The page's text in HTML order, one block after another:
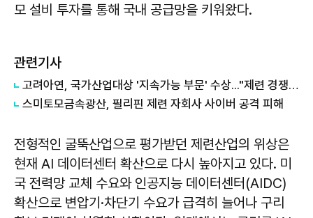
모 설비 투자를 통해 국내 공급망을 키워왔다.
관련기사
고려아연, 국가산업대상 '지속가능 부문' 수상..."제련 경쟁력·ESG 전반 성과"
스미토모금속광산, 필리핀 제련 자회사 사이버 공격 피해
전형적인 굴뚝산업으로 평가받던 제련산업의 위상은
현재 AI 데이터센터 확산으로 다시 높아지고 있다. 미
국 전력망 교체 수요와 인공지능 데이터센터(AIDC)
확산으로 변압기·차단기 수요가 급격히 늘어나 구리